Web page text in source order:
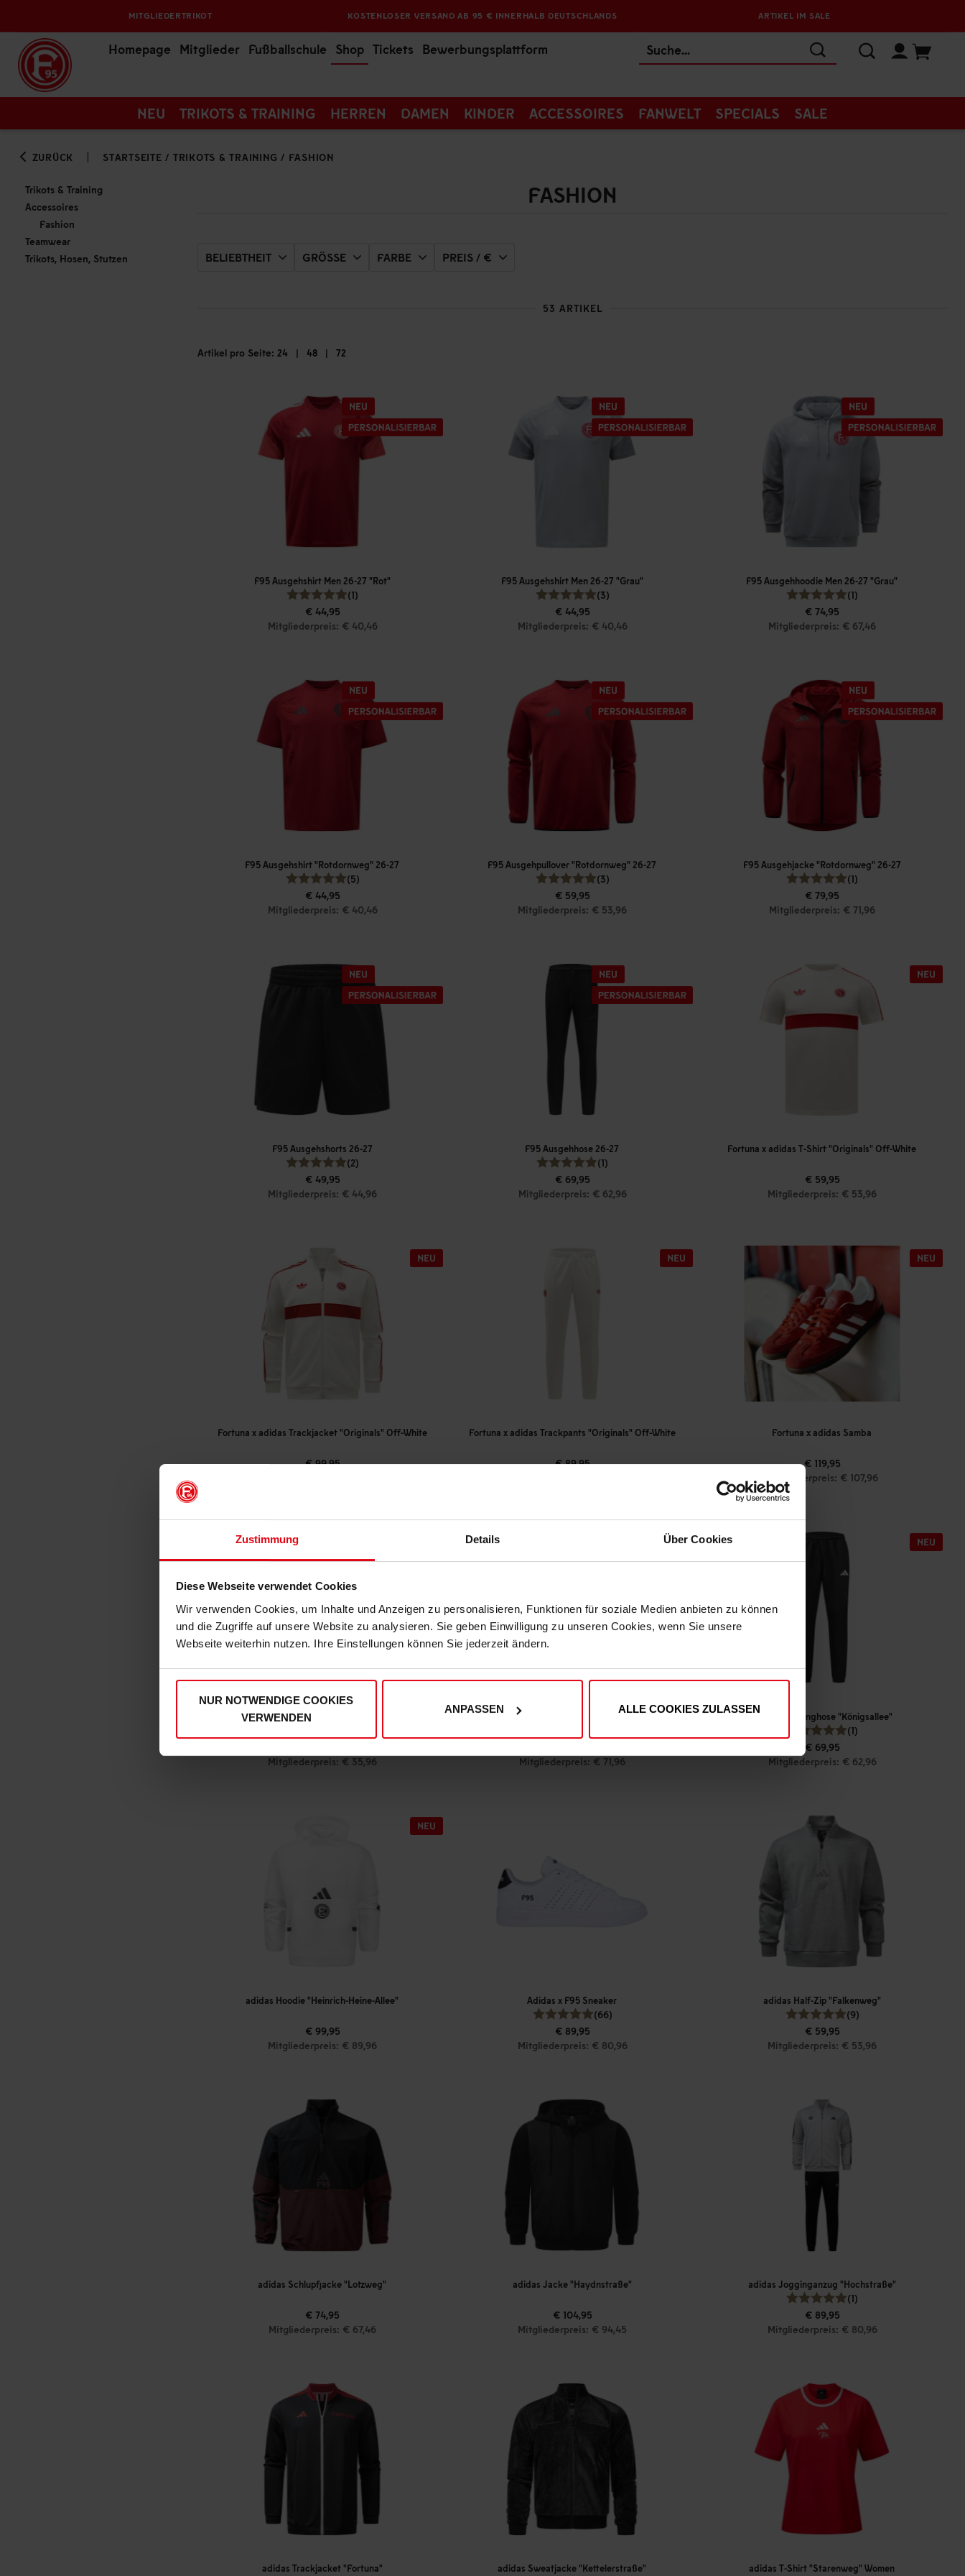
Zustimmung Details Über Cookies
Diese Webseite verwendet Cookies
Wir verwenden Cookies, um Inhalte und Anzeigen zu personalisieren, Funktionen für soziale Medien anbieten zu können
und die Zugriffe auf unsere Website zu analysieren. Sie geben Einwilligung zu unseren Cookies, wenn Sie unsere
Webseite weiterhin nutzen. Ihre Einstellungen können Sie jederzeit ändern.
NUR NOTWENDIGE COOKIES
VERWENDEN
ANPASSEN ALLE COOKIES ZULASSEN
MITGLIEDERTRIKOT KOSTENLOSER VERSAND AB 95 € INNERHALB DEUTSCHLANDS ARTIKEL IM SALE
Homepage Mitglieder Fußballschule Shop Tickets Bewerbungsplattform
NEU TRIKOTS & TRAINING HERREN DAMEN KINDER ACCESSOIRES FANWELT SPECIALS SALE
ZURÜCK STARTSEITE / TRIKOTS & TRAINING / FASHION
Trikots & Training
Accessoires
Fashion
Teamwear
Trikots, Hosen, Stutzen
FASHION
BELIEBTHEIT GRÖSSE FARBE PREIS / €
53 ARTIKEL
Artikel pro Seite: 24 | 48 | 72
F95 Ausgehshirt Men 26-27 "Rot"
(1)
€ 44,95
Mitgliederpreis: € 40,46
F95 Ausgehshirt Men 26-27 "Grau"
(3)
€ 44,95
Mitgliederpreis: € 40,46
F95 Ausgehhoodie Men 26-27 "Grau"
(1)
€ 74,95
Mitgliederpreis: € 67,46
F95 Ausgehshirt "Rotdornweg" 26-27
(5)
€ 44,95
Mitgliederpreis: € 40,46
F95 Ausgehpullover "Rotdornweg" 26-27
(3)
€ 59,95
Mitgliederpreis: € 53,96
F95 Ausgehjacke "Rotdornweg" 26-27
(1)
€ 79,95
Mitgliederpreis: € 71,96
F95 Ausgehshorts 26-27
(2)
€ 49,95
Mitgliederpreis: € 44,96
F95 Ausgehhose 26-27
(1)
€ 69,95
Mitgliederpreis: € 62,96
Fortuna x adidas T-Shirt "Originals" Off-White
€ 59,95
Mitgliederpreis: € 53,96
Fortuna x adidas Trackjacket "Originals" Off-White
€ 99,95
Fortuna x adidas Trackpants "Originals" Off-White
€ 89,95
Fortuna x adidas Samba
€ 119,95
Mitgliederpreis: € 107,96
adidas T-Shirt "Königsallee"
Mitgliederpreis: € 35,96
adidas Hoodie "Königsallee"
Mitgliederpreis: € 71,96
adidas Jogginghose "Königsallee"
(1)
€ 69,95
Mitgliederpreis: € 62,96
adidas Hoodie "Heinrich-Heine-Allee"
€ 99,95
Mitgliederpreis: € 89,96
Adidas x F95 Sneaker
(66)
€ 89,95
Mitgliederpreis: € 80,96
adidas Half-Zip "Falkenweg"
(9)
€ 59,95
Mitgliederpreis: € 53,96
adidas Schlupfjacke "Lotzweg"
€ 74,95
Mitgliederpreis: € 67,46
adidas Jacke "Haydnstraße"
€ 104,95
Mitgliederpreis: € 94,45
adidas Jogginganzug "Hochstraße"
(1)
€ 89,95
Mitgliederpreis: € 80,96
adidas Trackjacket "Fortuna" adidas Sweatjacke "Kettelerstraße" adidas T-Shirt "Starenweg" Women